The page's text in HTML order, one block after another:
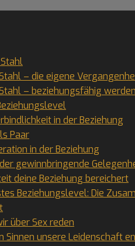
– die eigene
– beziehungsfähig
in der Beziehung
Paar
in der Beziehung
gewinnbringende
deine Beziehung bereichert
Beziehungslevel: Die
über Sex reden
unsere Leidenschaft